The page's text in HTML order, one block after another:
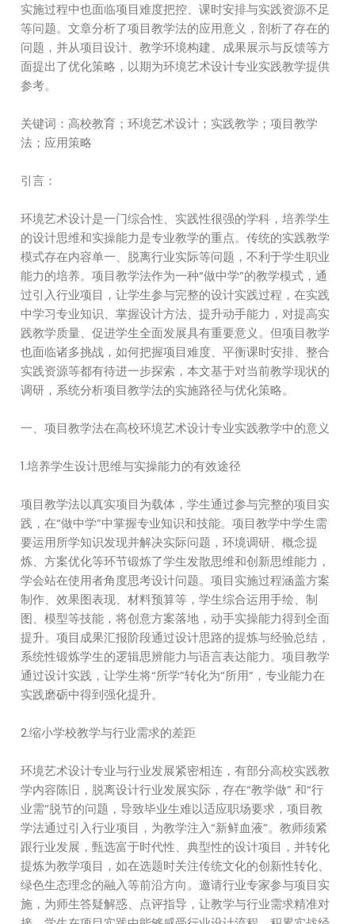
实施过程中也面临项目难度把控、课时安排与实践资源不足
等问题。文章分析了项目教学法的应用意义，剖析了存在的
问题，并从项目设计、教学环境构建、成果展示与反馈等方
面提出了优化策略，以期为环境艺术设计专业实践教学提供
参考。
关键词：高校教育；环境艺术设计；实践教学；项目教学
法；应用策略
引言：
环境艺术设计是一门综合性、实践性很强的学科，培养学生
的设计思维和实操能力是专业教学的重点。传统的实践教学
模式存在内容单一、脱离行业实际等问题，不利于学生职业
能力的培养。项目教学法作为一种“做中学”的教学模式，通
过引入行业项目，让学生参与完整的设计实践过程，在实践
中学习专业知识、掌握设计方法、提升动手能力，对提高实
践教学质量、促进学生全面发展具有重要意义。但项目教学
也面临诸多挑战，如何把握项目难度、平衡课时安排、整合
实践资源等都有待进一步探索，本文基于对当前教学现状的
调研，系统分析项目教学法的实施路径与优化策略。
一、项目教学法在高校环境艺术设计专业实践教学中的意义
1.培养学生设计思维与实操能力的有效途径
项目教学法以真实项目为载体，学生通过参与完整的项目实
践，在“做中学”中掌握专业知识和技能。项目教学中学生需
要运用所学知识发现并解决实际问题，环境调研、概念提
炼、方案优化等环节锻炼了学生发散思维和创新思维能力，
学会站在使用者角度思考设计问题。项目实施过程涵盖方案
制作、效果图表现、材料预算等，学生综合运用手绘、制
图、模型等技能，将创意方案落地，动手实操能力得到全面
提升。项目成果汇报阶段通过设计思路的提炼与经验总结，
系统性锻炼学生的逻辑思辨能力与语言表达能力。项目教学
通过设计实践，让学生将“所学”转化为“所用”，专业能力在
实践磨砺中得到强化提升。
2.缩小学校教学与行业需求的差距
环境艺术设计专业与行业发展紧密相连，有部分高校实践教
学内容陈旧，脱离设计行业发展实际，存在“教学做” 和“行
业需”脱节的问题，导致毕业生难以适应职场要求，项目教
学法通过引入行业项目，为教学注入“新鲜血液”。教师须紧
跟行业发展，甄选富于时代性、典型性的设计项目，并转化
提炼为教学项目，如在选题时关注传统文化的创新性转化、
绿色生态理念的融入等前沿方向。邀请行业专家参与项目实
施，为师生答疑解惑、点评指导，让教学与行业需求精准对